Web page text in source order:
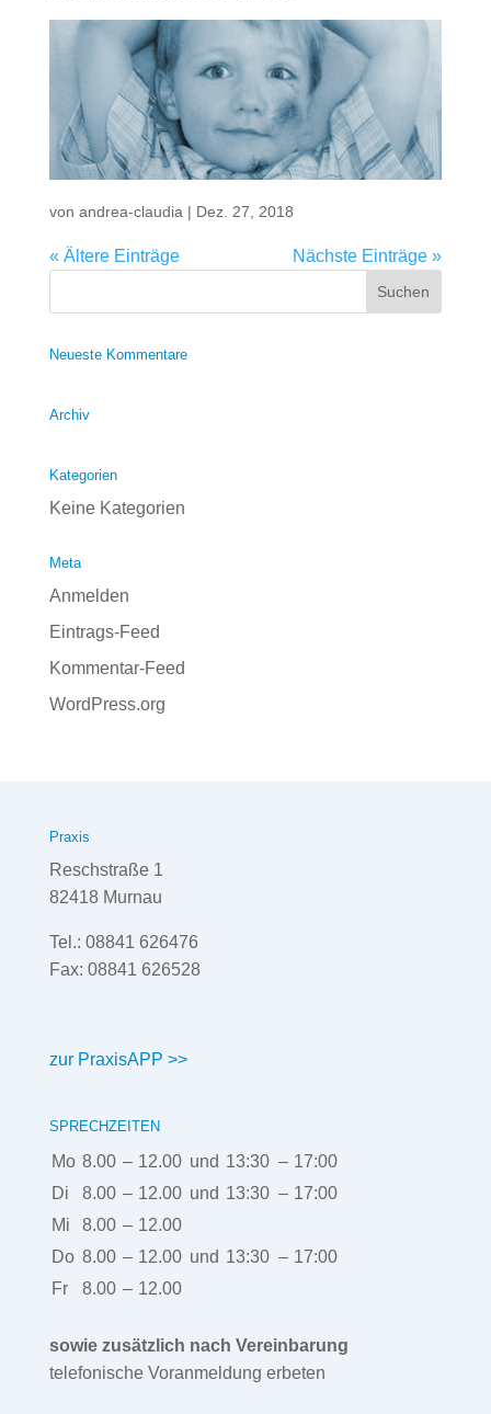
von andrea-claudia | Dez. 27, 2018
« Ältere Einträge Nächste Einträge »
Neueste Kommentare
Archiv
Kategorien
Keine Kategorien
Meta
Anmelden
Eintrags-Feed
Kommentar-Feed
WordPress.org
Praxis
Reschstraße 1
82418 Murnau
Tel.: 08841 626476
Fax: 08841 626528
zur PraxisAPP >>
SPRECHZEITEN
Mo 8.00 – 12.00 und 13:30 – 17:00
Di
8.00 – 12.00 und 13:30 – 17:00
Mi
8.00 – 12.00
Do 8.00 – 12.00 und 13:30 – 17:00
Fr
8.00 – 12.00
sowie zusätzlich nach Vereinbarung
telefonische Voranmeldung erbeten